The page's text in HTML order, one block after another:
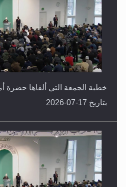
خطبة الجمعة التي ألقاها حضرة
بتاريخ 17-07-2026